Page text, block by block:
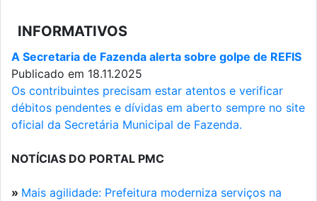
INFORMATIVOS
A Secretaria de Fazenda alerta sobre golpe de REFIS
Publicado em 18.11.2025
Os contribuintes precisam estar atentos e verificar
débitos pendentes e dívidas em aberto sempre no site
oficial da Secretária Municipal de Fazenda.
NOTÍCIAS DO PORTAL PMC
» Mais agilidade: Prefeitura moderniza serviços na